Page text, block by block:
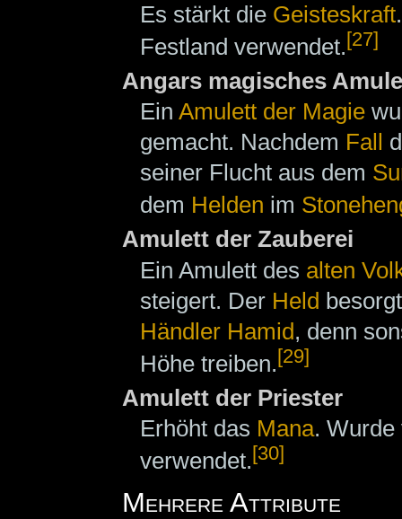
Es stärkt die Geisteskraft
Festland verwendet.[27]
Angars magisches
Ein Amulett der Magie
gemacht. Nachdem Fall
seiner Flucht aus dem
dem Helden im
Amulett der Zauberei
Ein Amulett des alten
steigert. Der Held
Händler Hamid, denn
Höhe treiben.[29]
Amulett der Priester
Erhöht das Mana.
verwendet.[30]
Mehrere Attribute